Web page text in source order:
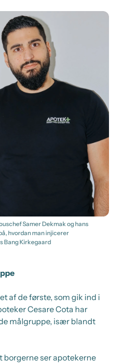
Samer Dekmak og hans
hvordan man injicerer
Bang Kirkegaard
af de første, som gik ind i
Cesare Cota har
målgruppe, især blandt
borgerne ser apotekerne